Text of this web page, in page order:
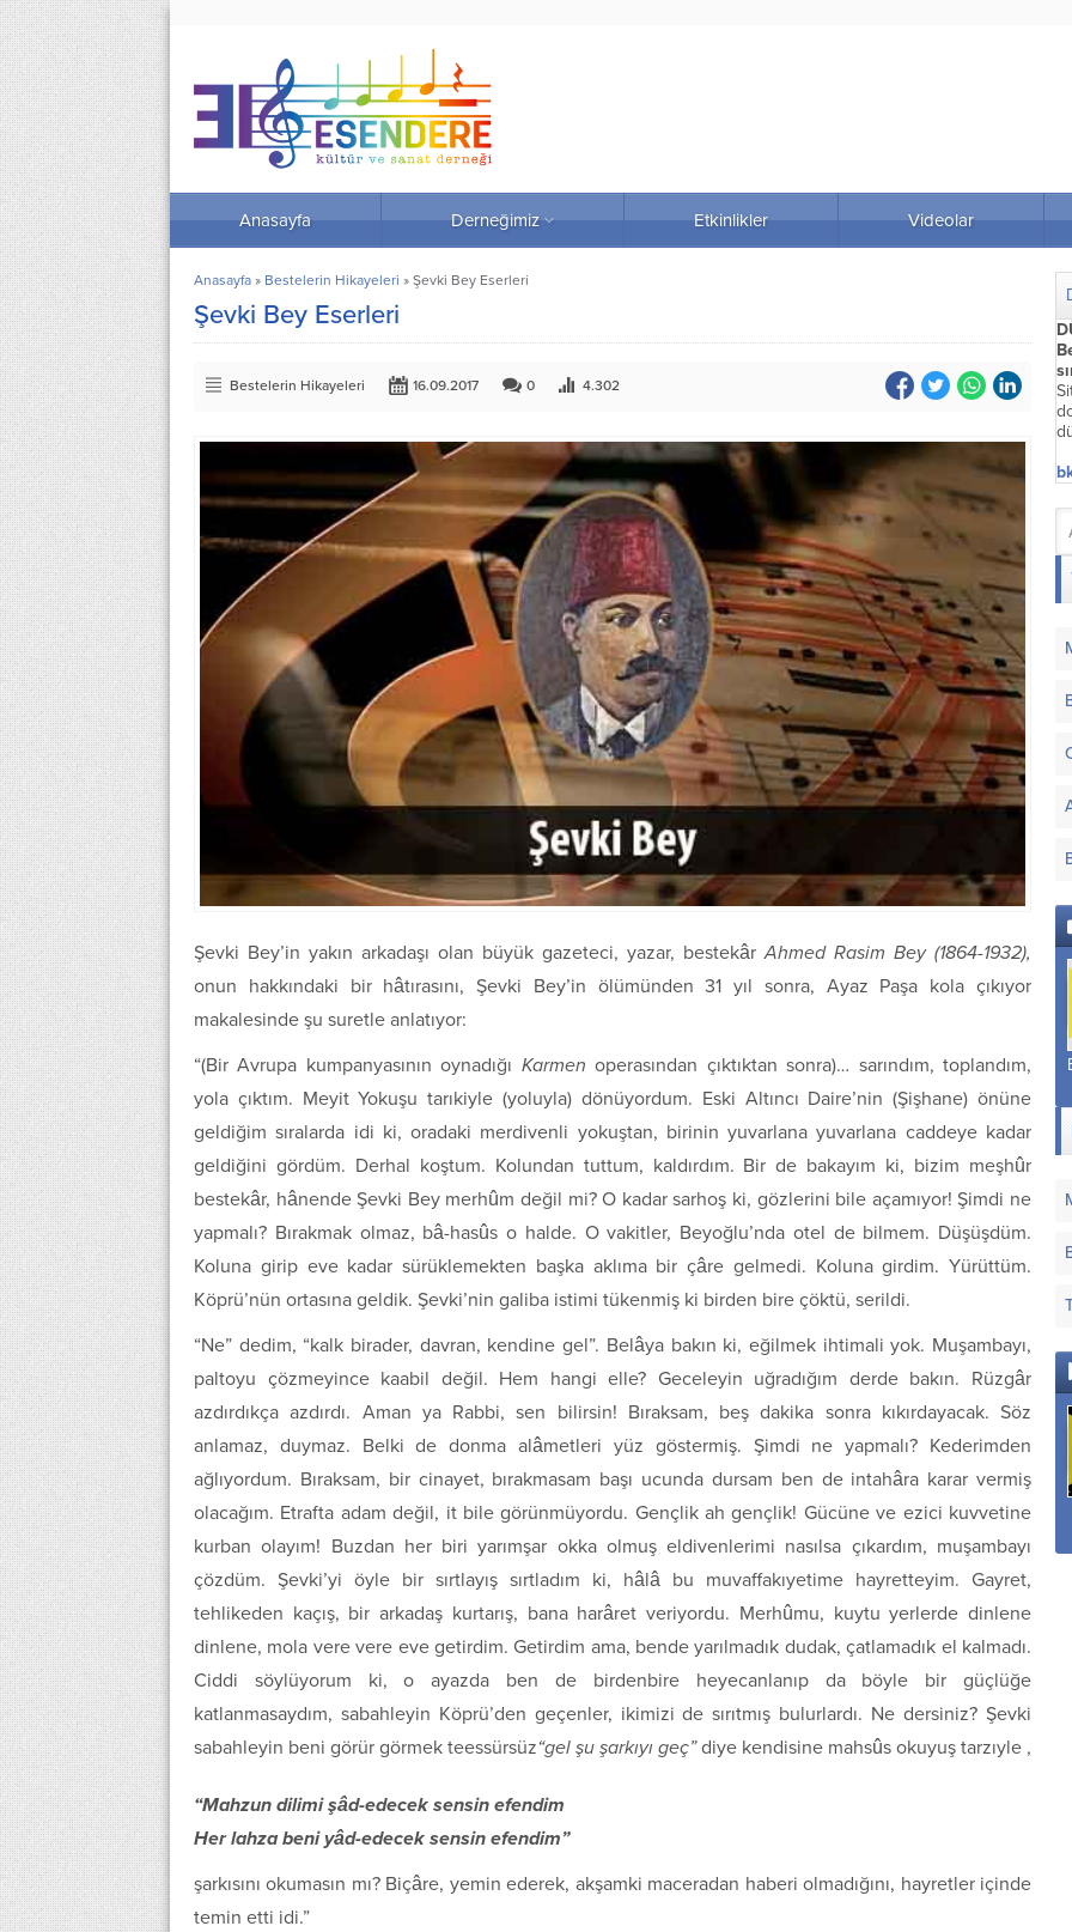
Anasayfa Derneğimiz Etkinlikler Videolar
Anasayfa » Bestelerin Hikayeleri » Şevki Bey Eserleri
Şevki Bey Eserleri
Bestelerin Hikayeleri 16.09.2017 0 4.302
Şevki Bey’in yakın arkadaşı olan büyük gazeteci, yazar, bestekârAhmed Rasim Bey (1864-1932),
onun hakkındaki bir hâtırasını, Şevki Bey’in ölümünden 31 yıl sonra, Ayaz Paşa kola çıkıyor
makalesinde şu suretle anlatıyor:
“(Bir Avrupa kumpanyasının oynadığı Karmen operasından çıktıktan sonra)… sarındım, toplandım,
yola çıktım. Meyit Yokuşu tarıkiyle (yoluyla) dönüyordum. Eski Altıncı Daire’nin (Şişhane) önüne
geldiğim sıralarda idi ki, oradaki merdivenli yokuştan, birinin yuvarlana yuvarlana caddeye kadar
geldiğini gördüm. Derhal koştum. Kolundan tuttum, kaldırdım. Bir de bakayım ki, bizim meşhûr
bestekâr, hânende Şevki Bey merhûm değil mi? O kadar sarhoş ki, gözlerini bile açamıyor! Şimdi ne
yapmalı? Bırakmak olmaz, bâ-hasûs o halde. O vakitler, Beyoğlu’nda otel de bilmem. Düşüşdüm.
Koluna girip eve kadar sürüklemekten başka aklıma bir çâre gelmedi. Koluna girdim. Yürüttüm.
Köprü’nün ortasına geldik. Şevki’nin galiba istimi tükenmiş ki birden bire çöktü, serildi.
“Ne” dedim, “kalk birader, davran, kendine gel”. Belâya bakın ki, eğilmek ihtimali yok. Muşambayı,
paltoyu çözmeyince kaabil değil. Hem hangi elle? Geceleyin uğradığım derde bakın. Rüzgâr
azdırdıkça azdırdı. Aman ya Rabbi, sen bilirsin! Bıraksam, beş dakika sonra kıkırdayacak. Söz
anlamaz, duymaz. Belki de donma alâmetleri yüz göstermiş. Şimdi ne yapmalı? Kederimden
ağlıyordum. Bıraksam, bir cinayet, bırakmasam başı ucunda dursam ben de intahâra karar vermiş
olacağım. Etrafta adam değil, it bile görünmüyordu. Gençlik ah gençlik! Gücüne ve ezici kuvvetine
kurban olayım! Buzdan her biri yarımşar okka olmuş eldivenlerimi nasılsa çıkardım, muşambayı
çözdüm. Şevki’yi öyle bir sırtlayış sırtladım ki, hâlâ bu muvaffakıyetime hayretteyim. Gayret,
tehlikeden kaçış, bir arkadaş kurtarış, bana harâret veriyordu. Merhûmu, kuytu yerlerde dinlene
dinlene, mola vere vere eve getirdim. Getirdim ama, bende yarılmadık dudak, çatlamadık el kalmadı.
Ciddi söylüyorum ki, o ayazda ben de birdenbire heyecanlanıp da böyle bir güçlüğe
katlanmasaydım, sabahleyin Köprü’den geçenler, ikimizi de sırıtmış bulurlardı. Ne dersiniz? Şevki
sabahleyin beni görür görmek teessürsüz“gel şu şarkıyı geç”diye kendisine mahsûs okuyuş tarzıyle ,
“Mahzun dilimi şâd-edecek sensin efendim
Her lahza beni yâd-edecek sensin efendim”
şarkısını okumasın mı? Biçâre, yemin ederek, akşamki maceradan haberi olmadığını, hayretler içinde
temin etti idi.”
Aşirân Zemzeme
Isafahân Makamı Beste Isfahân Makamı
Sana Dün Bir
İstanbul
Sana Nerden Gönül
Hatırla Ey Gönül Hoş